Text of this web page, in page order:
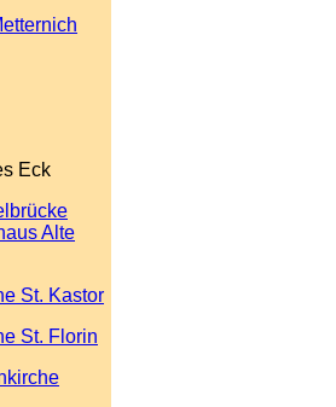
Eck
Alte
St. Kastor
St. Florin